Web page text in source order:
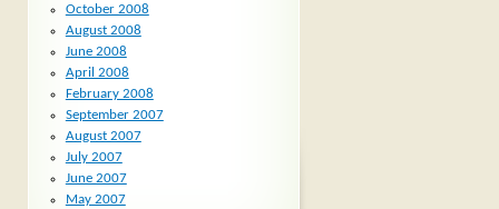
October 2008
August 2008
June 2008
April 2008
February 2008
September 2007
August 2007
July 2007
June 2007
May 2007